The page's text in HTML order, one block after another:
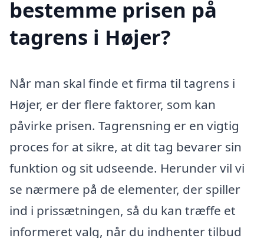
bestemme prisen på
tagrens i Højer?
Når man skal finde et firma til tagrens i
Højer, er der flere faktorer, som kan
påvirke prisen. Tagrensning er en vigtig
proces for at sikre, at dit tag bevarer sin
funktion og sit udseende. Herunder vil vi
se nærmere på de elementer, der spiller
ind i prissætningen, så du kan træffe et
informeret valg, når du indhenter tilbud